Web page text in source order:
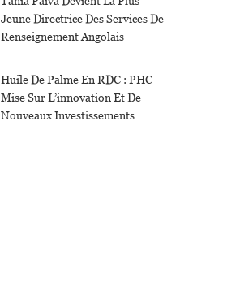
Jeune Directrice Des Services De
Renseignement Angolais
Huile De Palme En RDC : PHC
Mise Sur L’innovation Et De
Nouveaux Investissements